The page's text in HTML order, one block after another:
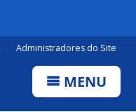
Administradores do Site
MENU